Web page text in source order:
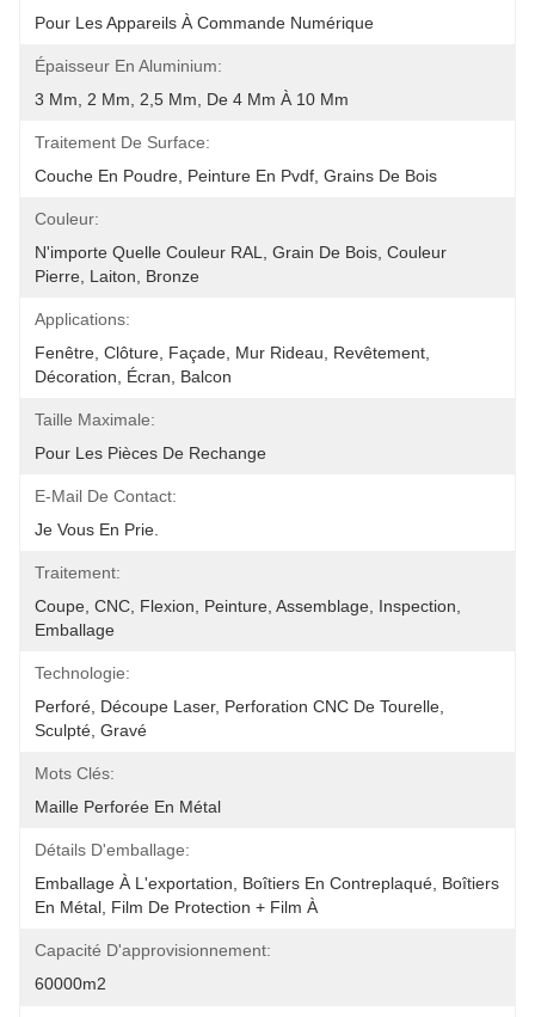
Pour Les Appareils À Commande Numérique
Épaisseur En Aluminium:
3 Mm, 2 Mm, 2,5 Mm, De 4 Mm À 10 Mm
Traitement De Surface:
Couche En Poudre, Peinture En Pvdf, Grains De Bois
Couleur:
N'importe Quelle Couleur RAL, Grain De Bois, Couleur
Pierre, Laiton, Bronze
Applications:
Fenêtre, Clôture, Façade, Mur Rideau, Revêtement,
Décoration, Écran, Balcon
Taille Maximale:
Pour Les Pièces De Rechange
E-Mail De Contact:
Je Vous En Prie.
Traitement:
Coupe, CNC, Flexion, Peinture, Assemblage, Inspection,
Emballage
Technologie:
Perforé, Découpe Laser, Perforation CNC De Tourelle,
Sculpté, Gravé
Mots Clés:
Maille Perforée En Métal
Détails D'emballage:
Emballage À L'exportation, Boîtiers En Contreplaqué, Boîtiers
En Métal, Film De Protection + Film À
Capacité D'approvisionnement:
60000m2